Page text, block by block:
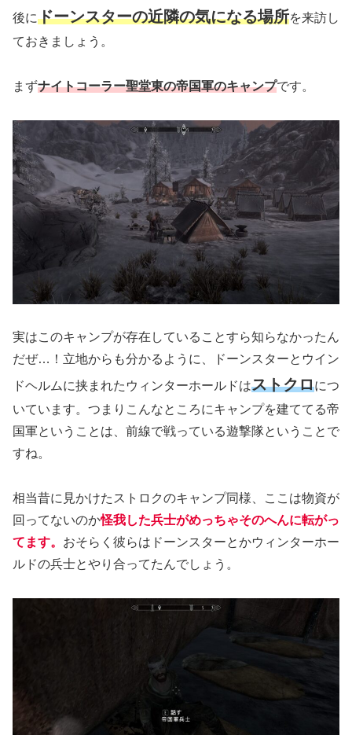
後にドーンスターの近隣の気になる場所を来訪し
ておきましょう。
まずナイトコーラー聖堂東の帝国軍のキャンプです。
実はこのキャンプが存在していることすら知らなかったん
だぜ…！立地からも分かるように、ドーンスターとウイン
ドヘルムに挟まれたウィンターホールドはストクロにつ
いています。つまりこんなところにキャンプを建ててる帝
国軍ということは、前線で戦っている遊撃隊ということで
すね。
相当昔に見かけたストロクのキャンプ同様、ここは物資が
回ってないのか怪我した兵士がめっちゃそのへんに転がっ
てます。 おそらく彼らはドーンスターとかウィンターホー
ルドの兵士とやり合ってたんでしょう。